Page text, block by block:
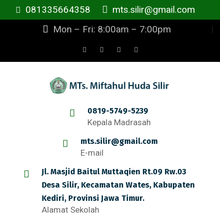
081335664358
mts.silir@gmail.com
Mon – Fri: 8:00am – 7:00pm
0819-5749-5239
Kepala Madrasah
mts.silir@gmail.com
E-mail
Jl. Masjid Baitul Muttaqien Rt.09 Rw.03
Desa Silir, Kecamatan Wates, Kabupaten
Kediri, Provinsi Jawa Timur.
Alamat Sekolah